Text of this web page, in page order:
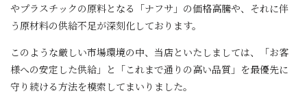
やプラスチックの原料となる「ナフサ」の価格高騰や、それに伴
う原材料の供給不足が深刻化しております。
このような厳しい市場環境の中、当店といたしましては、「お客
様への安定した供給」と「これまで通りの高い品質」を最優先に
守り続ける方法を模索してまいりました。